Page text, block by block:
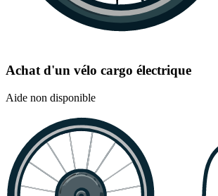
Achat d'un vélo cargo électrique
Aide non disponible